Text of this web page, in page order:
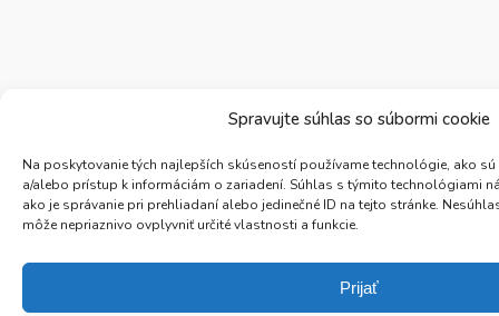
Spravujte súhlas so súbormi cookie
Na poskytovanie tých najlepších skúseností používame technológie, ako
a/alebo prístup k informáciám o zariadení. Súhlas s týmito technológiami
ako je správanie pri prehliadaní alebo jedinečné ID na tejto stránke.
môže nepriaznivo ovplyvniť určité vlastnosti a funkcie.
Prijať